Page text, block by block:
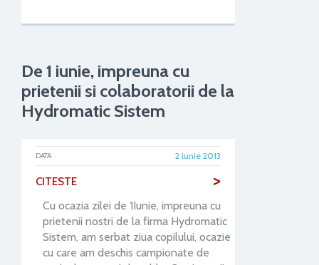
De 1 iunie, impreuna cu
prietenii si colaboratorii de la
Hydromatic Sistem
DATA: 2 iunie 2013
CITESTE >
Cu ocazia zilei de 1Iunie, impreuna cu
prietenii nostri de la firma Hydromatic
Sistem, am serbat ziua copilului, ocazie
cu care am deschis campionate de